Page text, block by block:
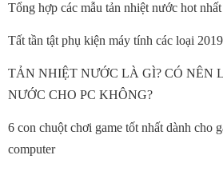
Tổng hợp các mẫu tản nhiệt nước hot
Tất tần tật phụ kiện máy tính các loại 2019
TẢN NHIỆT NƯỚC LÀ GÌ? CÓ NÊN
NƯỚC CHO PC KHÔNG?
6 con chuột chơi game tốt nhất dành cho
computer